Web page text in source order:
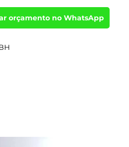
orçamento no WhatsApp